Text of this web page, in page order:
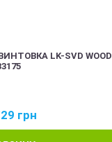
LK-SVD WOOD
грн